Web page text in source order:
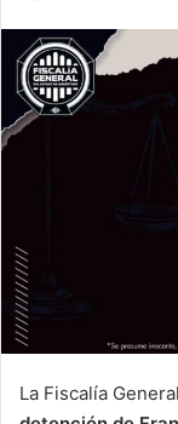
La Fiscalía